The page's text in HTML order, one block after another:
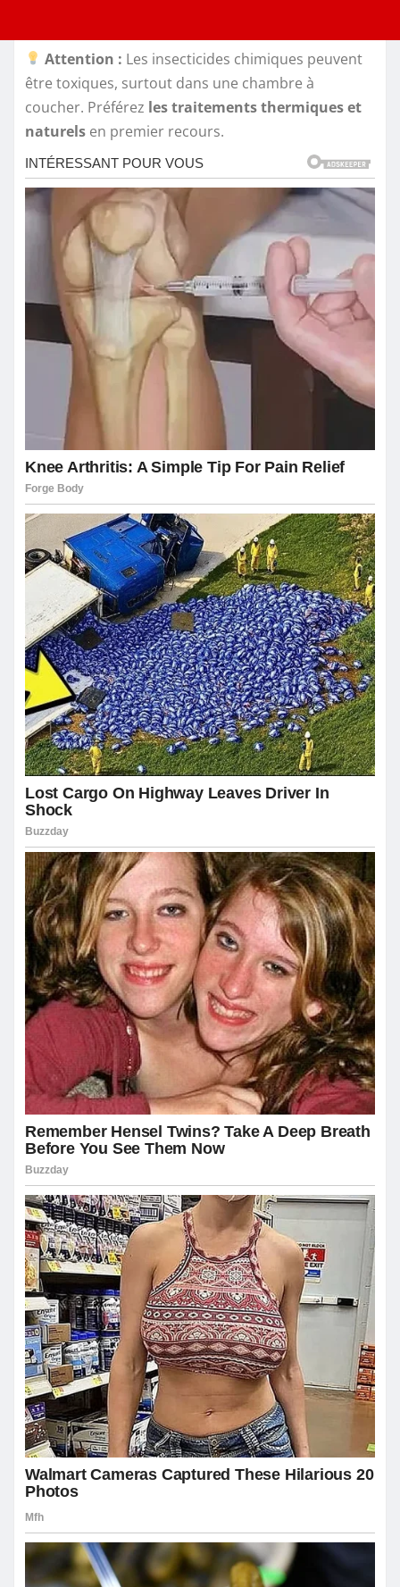
Attention : Les insecticides chimiques peuvent
être toxiques, surtout dans une chambre à
coucher. Préférez les traitements thermiques et
naturels en premier recours.